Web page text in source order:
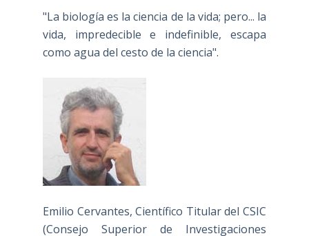
"La biología es la ciencia de la vida; pero... la
vida, impredecible e indefinible, escapa
como agua del cesto de la ciencia".
Emilio Cervantes, Científico Titular del CSIC
(Consejo Superior de Investigaciones